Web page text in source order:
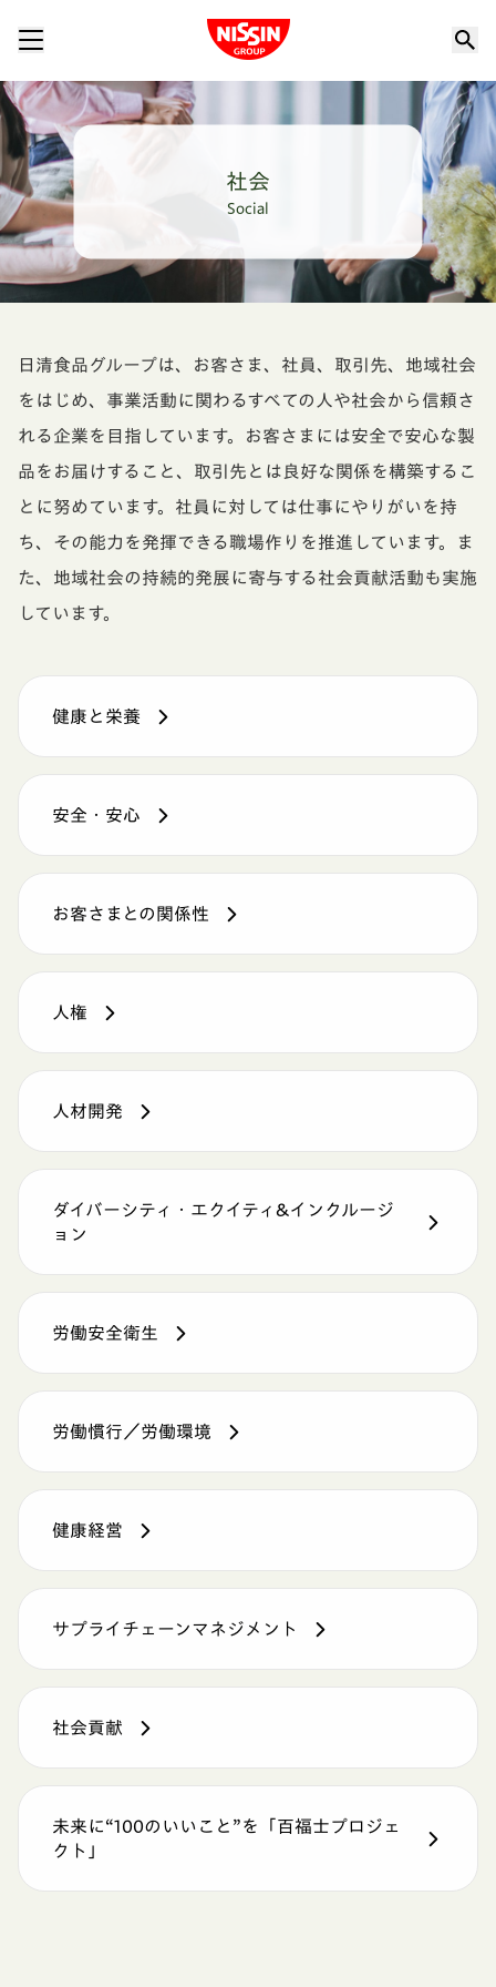
Nissin Group
社会
Social
日清食品グループは、お客さま、社員、取引先、地域社会
をはじめ、事業活動に関わるすべての人や社会から信頼さ
れる企業を目指しています。お客さまには安全で安心な製
品をお届けすること、取引先とは良好な関係を構築するこ
とに努めています。社員に対しては仕事にやりがいを持
ち、その能力を発揮できる職場作りを推進しています。ま
た、地域社会の持続的発展に寄与する社会貢献活動も実施
しています。
健康と栄養
安全・安心
お客さまとの関係性
人権
人材開発
ダイバーシティ・エクイティ&インクルージ
ョン
労働安全衛生
労働慣行／労働環境
健康経営
サプライチェーンマネジメント
社会貢献
未来に“100のいいこと”を「百福士プロジェ
クト」